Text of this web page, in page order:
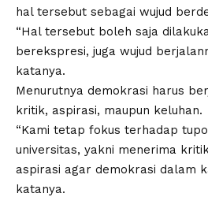
hal tersebut sebagai wujud
“Hal tersebut boleh saja
berekspresi, juga wujud
katanya.
Menurutnya demokrasi harus
kritik, aspirasi, maupun keluhan.
“Kami tetap fokus terhadap
universitas, yakni menerima
aspirasi agar demokrasi dalam
katanya.